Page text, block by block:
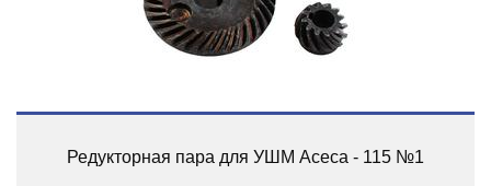
Редукторная пара для УШМ Асеса - 115 №1